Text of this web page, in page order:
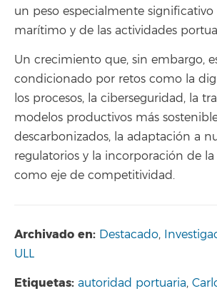
un peso especialmente
marítimo y de las actividades
Un crecimiento que, sin embargo,
condicionado por retos como la
los procesos, la ciberseguridad, la
modelos productivos más
descarbonizados, la adaptación a
regulatorios y la incorporación de
como eje de competitividad.
Archivado en: Destacado,
ULL
Etiquetas: autoridad portuaria,